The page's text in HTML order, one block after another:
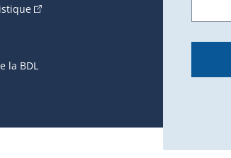
nouvelle fenêtre.)
fenêtre.)
(Cet hyperlien externe s'ouvrira dans une
la BDL